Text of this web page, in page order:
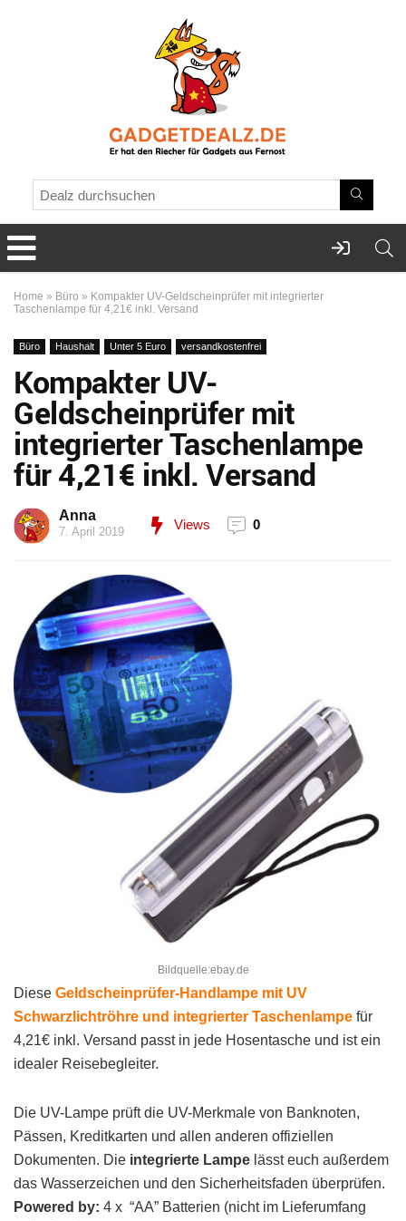
Home » Büro » Kompakter UV-Geldscheinprüfer mit integrierter
Taschenlampe für 4,21€ inkl. Versand
Büro Haushalt Unter 5 Euro versandkostenfrei
Kompakter UV-
Geldscheinprüfer mit
integrierter Taschenlampe
für 4,21€ inkl. Versand
Anna
7. April 2019 Views 0
Bildquelle:ebay.de
Diese Geldscheinprüfer-Handlampe mit UV
Schwarzlichtröhre und integrierter Taschenlampe für
4,21€ inkl. Versand passt in jede Hosentasche und ist ein
idealer Reisebegleiter.
Die UV-Lampe prüft die UV-Merkmale von Banknoten,
Pässen, Kreditkarten und allen anderen offiziellen
Dokumenten. Die integrierte Lampe lässt euch außerdem
das Wasserzeichen und den Sicherheitsfaden überprüfen.
Powered by: 4 x “AA” Batterien (nicht im Lieferumfang